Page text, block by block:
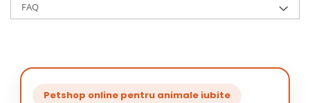
FAQ
Petshop online pentru animale iubite